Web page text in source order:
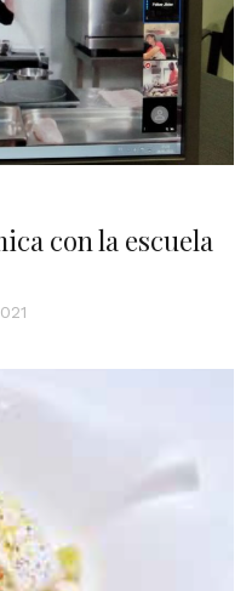
con la escuela